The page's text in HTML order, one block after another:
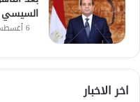
السيسي
6 أغسطس، 2026
اخر الاخبار